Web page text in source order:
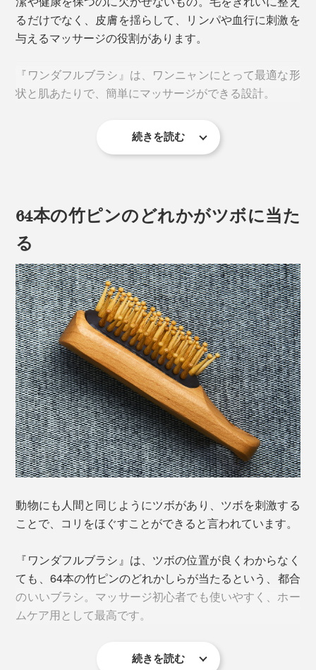
るだけでなく、皮膚を揺らして、リンパや血行に刺激を
与えるマッサージの役割があります。
『ワンダフルブラシ』は、ワンニャンにとって最適な形
状と肌あたりで、簡単にマッサージができる設計。
動物看護やペットトレーニングの現場でも活用されてい
ペットの在宅看護・介護のサポートをする、動物看護師
の増子元美さんによると、
「犬や猫の足裏は、そもそも土や藁の上を歩くようにで
きているので、アスファルトやフローリングの上を歩く
凝り固まった筋肉を優しくほぐしてくれる『ワンダフル
ブラシ』は、食べ物や水に次ぐ、ペットの必需品だと思
います」
続きを読む
64本の竹ピンのどれかがツボに当た
る
動物にも人間と同じようにツボがあり、ツボを刺激する
ことで、コリをほぐすことができると言われています。
『ワンダフルブラシ』は、ツボの位置が良くわからなく
ても、64本の竹ピンのどれかしらが当たるという、都合
のいいブラシ。マッサージ初心者でも使いやすく、ホー
ムケア用として最高です。
続きを読む